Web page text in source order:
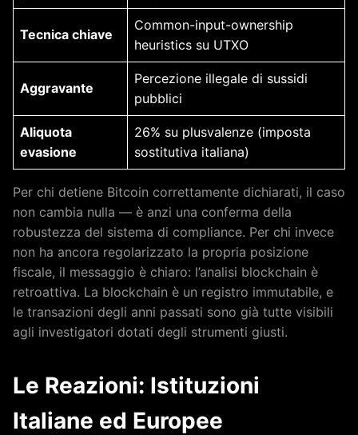
Tecnica chiave
Common-input-ownership
heuristics su UTXO
Aggravante
Percezione illegale di sussidi
pubblici
Aliquota
evasione
26% su plusvalenze (imposta
sostitutiva italiana)
Per chi detiene Bitcoin correttamente dichiarati, il caso
non cambia nulla — è anzi una conferma della
robustezza del sistema di compliance. Per chi invece
non ha ancora regolarizzato la propria posizione
fiscale, il messaggio è chiaro: l’analisi blockchain è
retroattiva. La blockchain è un registro immutabile, e
le transazioni degli anni passati sono già tutte visibili
agli investigatori dotati degli strumenti giusti.
Le Reazioni: Istituzioni
Italiane ed Europee